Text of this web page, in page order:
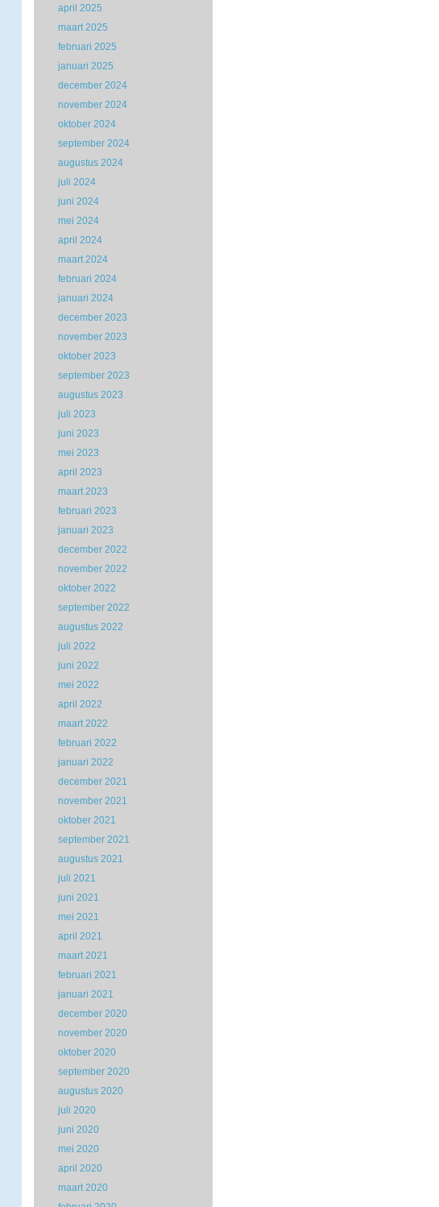
april 2025
maart 2025
februari 2025
januari 2025
december 2024
november 2024
oktober 2024
september 2024
augustus 2024
juli 2024
juni 2024
mei 2024
april 2024
maart 2024
februari 2024
januari 2024
december 2023
november 2023
oktober 2023
september 2023
augustus 2023
juli 2023
juni 2023
mei 2023
april 2023
maart 2023
februari 2023
januari 2023
december 2022
november 2022
oktober 2022
september 2022
augustus 2022
juli 2022
juni 2022
mei 2022
april 2022
maart 2022
februari 2022
januari 2022
december 2021
november 2021
oktober 2021
september 2021
augustus 2021
juli 2021
juni 2021
mei 2021
april 2021
maart 2021
februari 2021
januari 2021
december 2020
november 2020
oktober 2020
september 2020
augustus 2020
juli 2020
juni 2020
mei 2020
april 2020
maart 2020